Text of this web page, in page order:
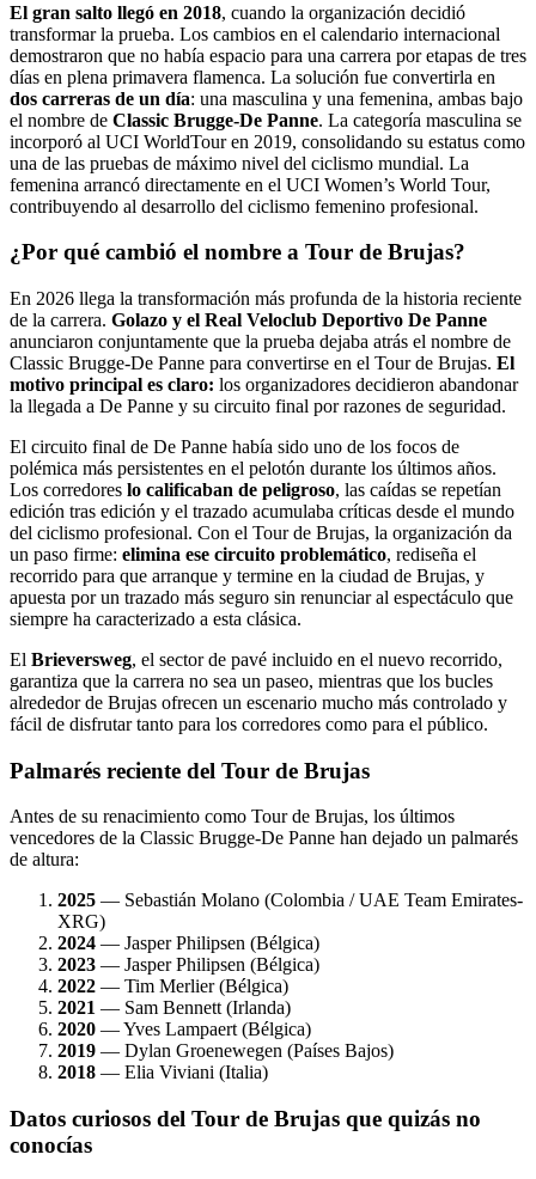
El gran salto llegó en 2018, cuando la organización decidió
transformar la prueba. Los cambios en el calendario internacional
demostraron que no había espacio para una carrera por etapas de tres
días en plena primavera flamenca. La solución fue convertirla en
dos carreras de un día: una masculina y una femenina, ambas bajo
el nombre de Classic Brugge-De Panne. La categoría masculina se
incorporó al UCI WorldTour en 2019, consolidando su estatus como
una de las pruebas de máximo nivel del ciclismo mundial. La
femenina arrancó directamente en el UCI Women’s World Tour,
contribuyendo al desarrollo del ciclismo femenino profesional.
¿Por qué cambió el nombre a Tour de Brujas?
En 2026 llega la transformación más profunda de la historia reciente
de la carrera. Golazo y el Real Veloclub Deportivo De Panne
anunciaron conjuntamente que la prueba dejaba atrás el nombre de
Classic Brugge-De Panne para convertirse en el Tour de Brujas. El
motivo principal es claro: los organizadores decidieron abandonar
la llegada a De Panne y su circuito final por razones de seguridad.
El circuito final de De Panne había sido uno de los focos de
polémica más persistentes en el pelotón durante los últimos años.
Los corredores lo calificaban de peligroso, las caídas se repetían
edición tras edición y el trazado acumulaba críticas desde el mundo
del ciclismo profesional. Con el Tour de Brujas, la organización da
un paso firme: elimina ese circuito problemático, rediseña el
recorrido para que arranque y termine en la ciudad de Brujas, y
apuesta por un trazado más seguro sin renunciar al espectáculo que
siempre ha caracterizado a esta clásica.
El Brieversweg, el sector de pavé incluido en el nuevo recorrido,
garantiza que la carrera no sea un paseo, mientras que los bucles
alrededor de Brujas ofrecen un escenario mucho más controlado y
fácil de disfrutar tanto para los corredores como para el público.
Palmarés reciente del Tour de Brujas
Antes de su renacimiento como Tour de Brujas, los últimos
vencedores de la Classic Brugge-De Panne han dejado un palmarés
de altura:
2025 — Sebastián Molano (Colombia / UAE Team Emirates-
XRG)
2024 — Jasper Philipsen (Bélgica)
2023 — Jasper Philipsen (Bélgica)
2022 — Tim Merlier (Bélgica)
2021 — Sam Bennett (Irlanda)
2020 — Yves Lampaert (Bélgica)
2019 — Dylan Groenewegen (Países Bajos)
2018 — Elia Viviani (Italia)
Datos curiosos del Tour de Brujas que quizás no
conocías